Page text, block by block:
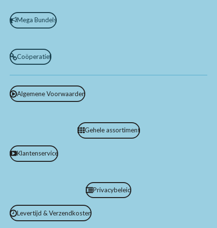
Mega Bundels
Coöperatief
Algemene Voorwaarden
Gehele assortiment
Klantenservice
Privacybeleid
Levertijd & Verzendkosten